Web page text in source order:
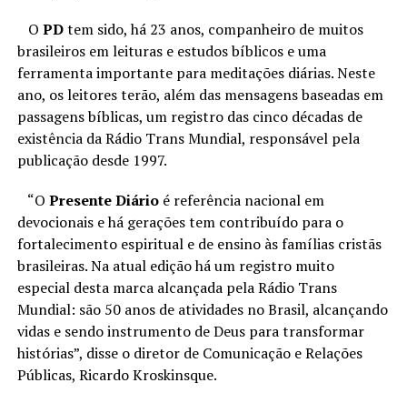
O PDtem sido, há 23 anos, companheiro de muitos
brasileiros em leituras e estudos bíblicos e uma
ferramenta importante para meditações diárias. Neste
ano, os leitores terão, além das mensagens baseadas em
passagens bíblicas, um registro das cinco décadas de
existência da Rádio Trans Mundial, responsável pela
publicação desde 1997.
“O Presente Diárioé referência nacional em
devocionais e há gerações tem contribuído para o
fortalecimento espiritual e de ensino às famílias cristãs
brasileiras. Na atual edição há um registro muito
especial desta marca alcançada pela Rádio Trans
Mundial: são 50 anos de atividades no Brasil, alcançando
vidas e sendo instrumento de Deus para transformar
histórias”, disse o diretor de Comunicação e Relações
Públicas, Ricardo Kroskinsque.